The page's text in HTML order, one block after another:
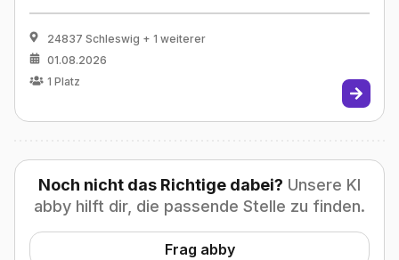
24837 Schleswig + 1 weiterer
01.08.2026
1 Platz
Noch nicht das Richtige dabei? Unsere KI
abby hilft dir, die passende Stelle zu finden.
Frag abby